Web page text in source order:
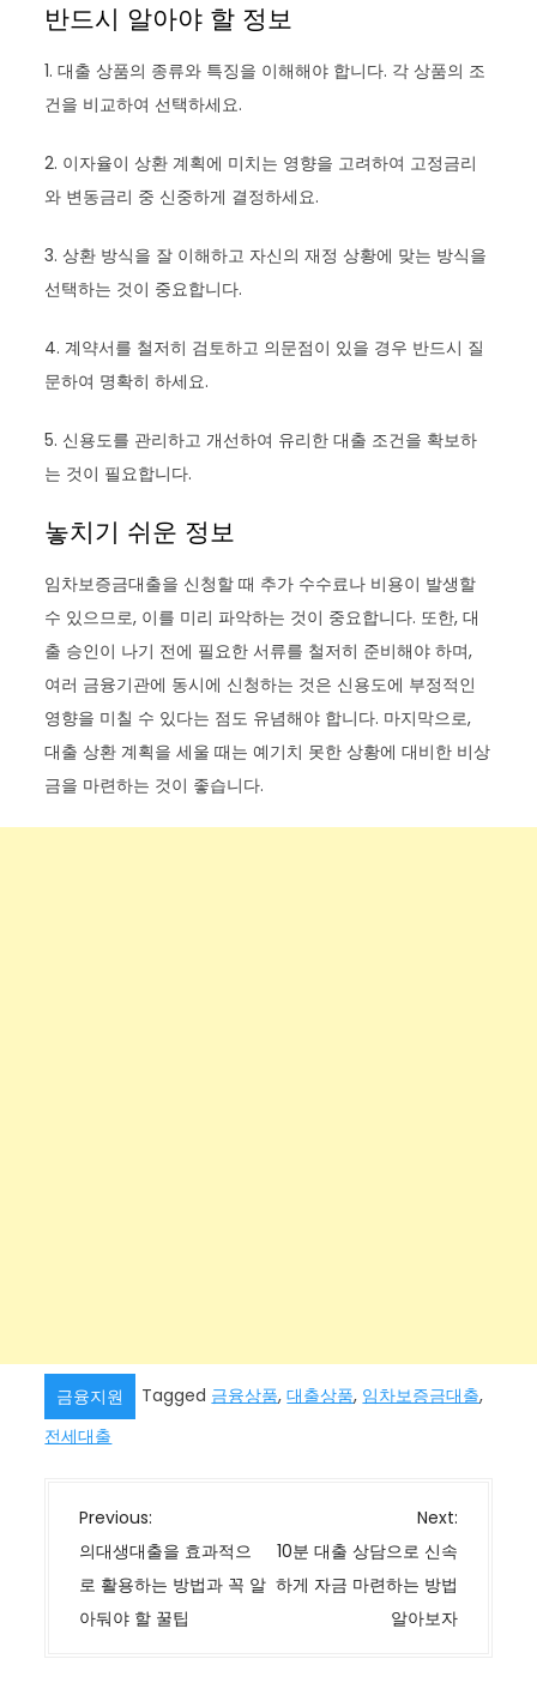
반드시 알아야 할 정보
1. 대출 상품의 종류와 특징을 이해해야 합니다. 각 상품의 조
건을 비교하여 선택하세요.
2. 이자율이 상환 계획에 미치는 영향을 고려하여 고정금리
와 변동금리 중 신중하게 결정하세요.
3. 상환 방식을 잘 이해하고 자신의 재정 상황에 맞는 방식을
선택하는 것이 중요합니다.
4. 계약서를 철저히 검토하고 의문점이 있을 경우 반드시 질
문하여 명확히 하세요.
5. 신용도를 관리하고 개선하여 유리한 대출 조건을 확보하
는 것이 필요합니다.
놓치기 쉬운 정보
임차보증금대출을 신청할 때 추가 수수료나 비용이 발생할
수 있으므로, 이를 미리 파악하는 것이 중요합니다. 또한, 대
출 승인이 나기 전에 필요한 서류를 철저히 준비해야 하며,
여러 금융기관에 동시에 신청하는 것은 신용도에 부정적인
영향을 미칠 수 있다는 점도 유념해야 합니다. 마지막으로,
대출 상환 계획을 세울 때는 예기치 못한 상황에 대비한 비상
금을 마련하는 것이 좋습니다.
금융지원 Tagged 금융상품,대출상품, 임차보증금대출,
전세대출
글
탐
색
Previous:
의대생대출을 효과적으
로 활용하는 방법과 꼭 알
아둬야 할 꿀팁
Next:
10분 대출 상담으로 신속
하게 자금 마련하는 방법
알아보자